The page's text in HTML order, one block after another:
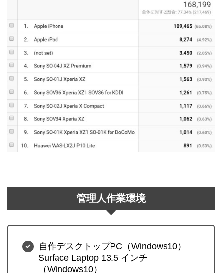
管理人作業環境
自作デスクトップPC（Windows10）
Surface Laptop 13.5 インチ
（Windows10）